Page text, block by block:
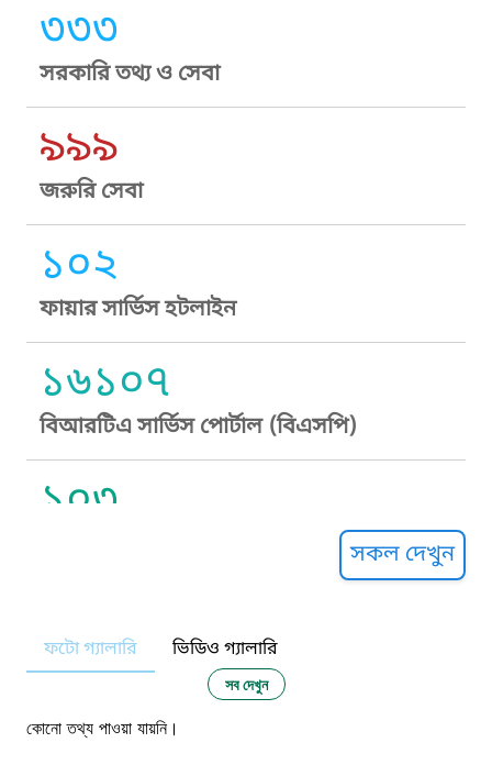
৩৩৩
সরকারি তথ্য ও সেবা
৯৯৯
জরুরি সেবা
১০২
ফায়ার সার্ভিস হটলাইন
১৬১০৭
বিআরটিএ সার্ভিস পোর্টাল (বিএসপি)
১০৩
নারী ও শিশু নির্যাতন প্রতিরোধ
১০৬
সকল দেখুন
ফটো গ্যালারি ভিডিও গ্যালারি
সব দেখুন
কোনো তথ্য পাওয়া যায়নি।